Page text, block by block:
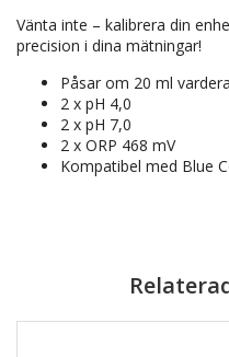
Vänta inte – kalibrera din
precision i dina mätningar!
Påsar om 20 ml vardera
2 x pH 4,0
2 x pH 7,0
2 x ORP 468 mV
Kompatibel med Blue